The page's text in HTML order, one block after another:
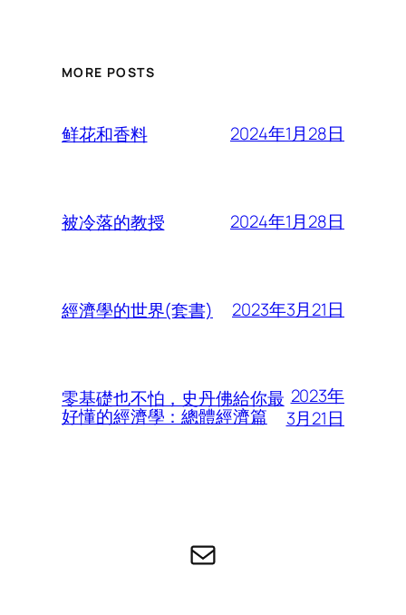
MORE POSTS
鲜花和香料 2024年1月28日
被冷落的教授 2024年1月28日
經濟學的世界(套書) 2023年3月21日
零基礎也不怕，史丹佛給你最
好懂的經濟學：總體經濟篇
2023年
3月21日
电子邮件